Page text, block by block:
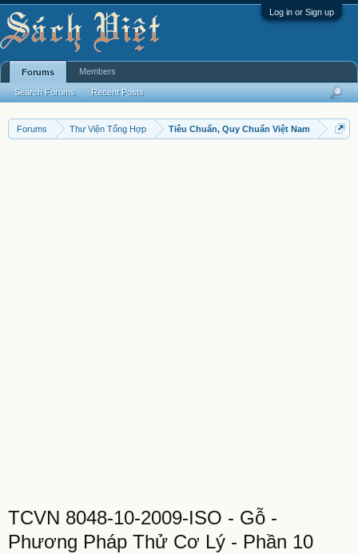
Log in or Sign up
Forums Thư Viện Tổng Hợp Tiêu Chuẩn, Quy Chuẩn Việt Nam
TCVN 8048-10-2009-ISO - Gỗ -
Phương Pháp Thử Cơ Lý - Phần 10
Forums
Search Forums Recent Posts
Members